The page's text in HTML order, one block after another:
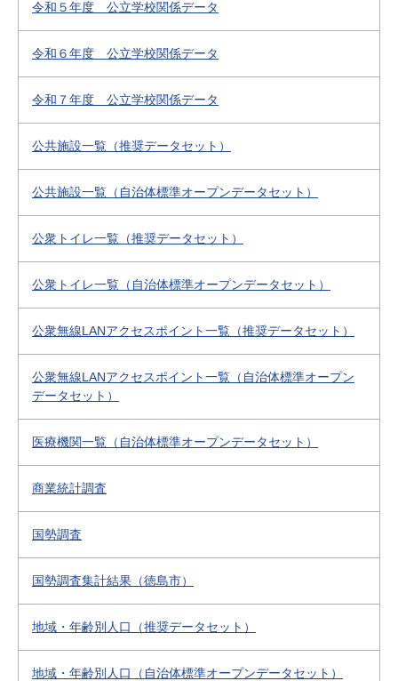
令和５年度 公立学校関係データ
令和６年度 公立学校関係データ
令和７年度 公立学校関係データ
公共施設一覧（推奨データセット）
公共施設一覧（自治体標準オープンデータセット）
公衆トイレ一覧（推奨データセット）
公衆トイレ一覧（自治体標準オープンデータセット）
公衆無線LANアクセスポイント一覧（推奨データセット）
公衆無線LANアクセスポイント一覧（自治体標準オープン
データセット）
医療機関一覧（自治体標準オープンデータセット）
商業統計調査
国勢調査
国勢調査集計結果（徳島市）
地域・年齢別人口（推奨データセット）
地域・年齢別人口（自治体標準オープンデータセット）